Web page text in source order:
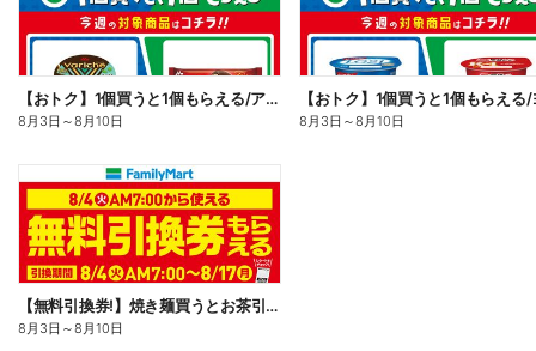
【おトク】1個買うと1個もらえる/アイス
8月3日 ～8月10日 8月3日 ～8月10日
【無料引換券!】焼き麺買うとお茶引換券貰える!
8月3日 ～8月10日